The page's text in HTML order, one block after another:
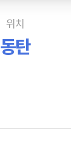
위치
동탄